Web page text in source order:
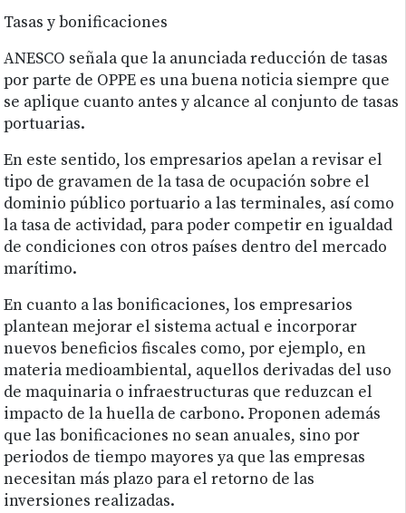
Tasas y bonificaciones
ANESCO señala que la anunciada reducción de tasas
por parte de OPPE es una buena noticia siempre que
se aplique cuanto antes y alcance al conjunto de tasas
portuarias.
En este sentido, los empresarios apelan a revisar el
tipo de gravamen de la tasa de ocupación sobre el
dominio público portuario a las terminales, así como
la tasa de actividad, para poder competir en igualdad
de condiciones con otros países dentro del mercado
marítimo.
En cuanto a las bonificaciones, los empresarios
plantean mejorar el sistema actual e incorporar
nuevos beneficios fiscales como, por ejemplo, en
materia medioambiental, aquellos derivadas del uso
de maquinaria o infraestructuras que reduzcan el
impacto de la huella de carbono. Proponen además
que las bonificaciones no sean anuales, sino por
periodos de tiempo mayores ya que las empresas
necesitan más plazo para el retorno de las
inversiones realizadas.